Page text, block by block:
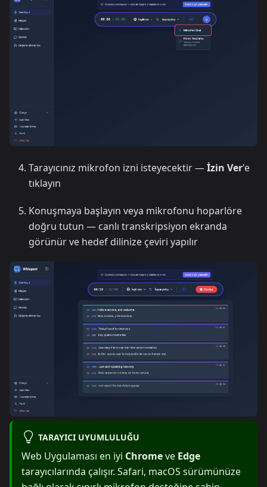
Tarayıcınız mikrofon izni isteyecektir —İzin Ver'e
tıklayın
Konuşmaya başlayın veya mikrofonu hoparlöre
doğru tutun — canlı transkripsiyon ekranda
görünür ve hedef dilinize çeviri yapılır
TARAYICI UYUMLULUĞU
Web Uygulaması en iyi Chromeve Edge
tarayıcılarında çalışır. Safari, macOS sürümünüze